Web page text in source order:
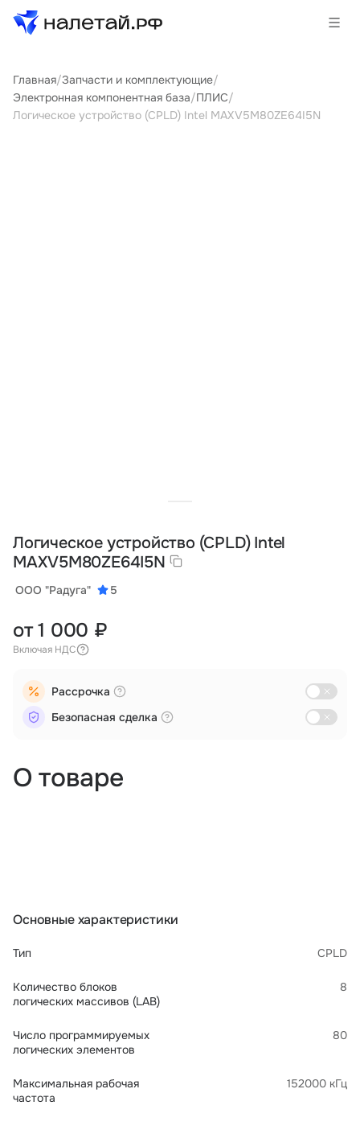
Товары
Главная/Запчасти и комплектующие/
Электронная компонентная база/ПЛИС/
Логическое устройство (CPLD) Intel MAX V5M80ZE64I5N
О товаре
Основные характеристики
Тип CPLD
Количество блоков
логических массивов (LAB)
8
Число программируемых
логических элементов
80
Максимальная рабочая
частота
152000 кГц
Логическое устройство (CPLD) Intel
MAX V5M80ZE64I5N
ООО "Радуга" 5
от 1 000 ₽
Включая НДС
Рассрочка
Безопасная сделка